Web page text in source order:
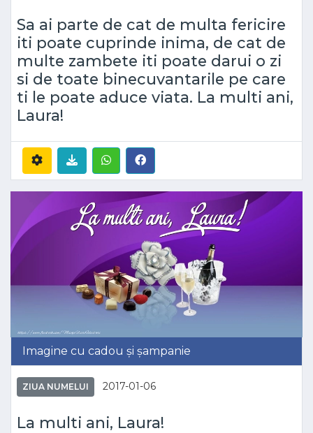
Sa ai parte de cat de multa fericire
iti poate cuprinde inima, de cat de
multe zambete iti poate darui o zi
si de toate binecuvantarile pe care
ti le poate aduce viata. La multi ani,
Laura!
Imagine cu cadou și șampanie
ZIUA NUMELUI 2017-01-06
La multi ani, Laura!